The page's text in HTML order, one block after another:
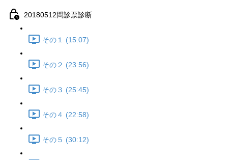
20180512問診票診断
その１ (15:07)
その２ (23:56)
その３ (25:45)
その４ (22:58)
その５ (30:12)